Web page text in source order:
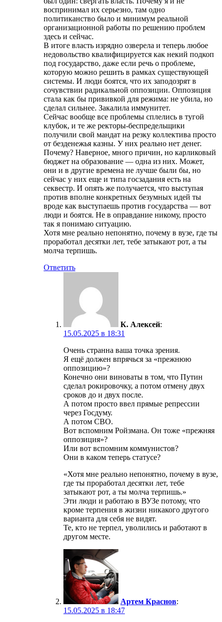
воспринимал их серьезно, там одно
политиканство было и минимум реальной
организационной работы по решению проблем
здесь и сейчас.
В итоге власть изрядно озверела и теперь любое
недовольство квалифицируется как некий подкоп
под государство, даже если речь о проблеме,
которую можно решить в рамках существующей
системы. И люди боятся, что их заподозрят в
сочувствии радикальной оппозиции. Оппозиция
стала как бы прививкой для режима: не убила, но
сделал сильнее. Закалила иммунитет.
Сейчас вообще все проблемы сплелись в тугой
клубок, и те же ректоры-беспредельщики
получили свой мандат на резку коллектива просто
от безденежья казны. У них реально нет денег.
Почему? Наверное, много причин, но карликовый
бюджет на образование — одна из них. Может,
они и в другие времена не лучше были бы, но
сейчас у них еще и типа госзадания есть на
секвестр. И опять же получается, что выступая
против вполне конкретных безумных идей ты
вроде как выступаешь против государства — вот
люди и боятся. Не в оправдание никому, просто
так я понимаю ситуацию.
Хотя мне реально непонятно, почему в вузе, где ты
проработал десятки лет, тебе затыкают рот, а ты
молча терпишь.
Ответить
К. Алексей:
15.05.2025 в 18:31
Очень странна ваша точка зрения.
Я ещё должен впрячься за «прежнюю
оппозицию»?
Конечно они виноваты в том, что Путин
сделал рокировочку, а потом отмену двух
сроков до и двух после.
А потом просто ввел прямые репрессии
через Госдуму.
А потом СВО.
Вот вспомним Ройзмана. Он тоже «прежняя
оппозиция»?
Или вот вспомним коммунистов?
Они в каком теперь статусе?
«Хотя мне реально непонятно, почему в вузе,
где ты проработал десятки лет, тебе
затыкают рот, а ты молча терпишь.»
Эти люди и работаю в ВУЗе потому, что
кроме терпения в жизни никакого другого
варианта для себя не видят.
Те, кто не терпел, уволились и работают в
другом месте.
Артем Краснов:
15.05.2025 в 18:47